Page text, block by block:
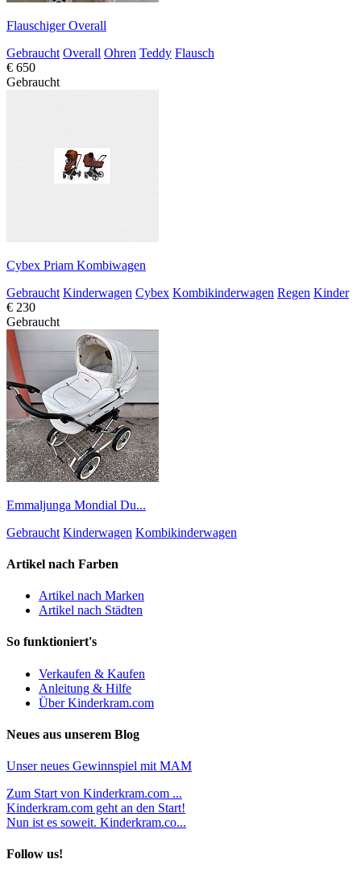
Flauschiger Overall
Gebraucht Overall Ohren Teddy Flausch
€ 650
Gebraucht
Cybex Priam Kombiwagen
Gebraucht Kinderwagen Cybex Kombikinderwagen Regen Kinder
€ 230
Gebraucht
Emmaljunga Mondial Du...
Gebraucht Kinderwagen Kombikinderwagen
Artikel nach Farben
Artikel nach Marken
Artikel nach Städten
So funktioniert's
Verkaufen & Kaufen
Anleitung & Hilfe
Über Kinderkram.com
Neues aus unserem Blog
Unser neues Gewinnspiel mit MAM
Zum Start von Kinderkram.com ...
Kinderkram.com geht an den Start!
Nun ist es soweit. Kinderkram.co...
Follow us!